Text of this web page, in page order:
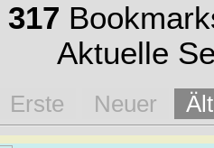
317
Aktuelle
Erste Neuer